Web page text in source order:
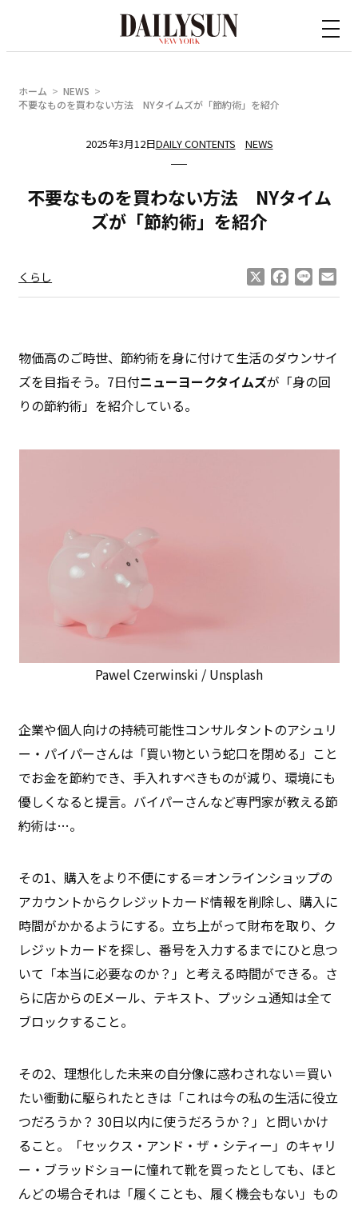
ホーム
NEWS
不要なものを買わない方法 NYタイムズが「節約術」を紹介
2025年3月12日DAILY CONTENTS NEWS
不要なものを買わない方法 NYタイム
ズが「節約術」を紹介
くらし Facebook
Line
物価高のご時世、節約術を身に付けて生活のダウンサイ
ズを目指そう。7日付ニューヨークタイムズが「身の回
りの節約術」を紹介している。
Pawel Czerwinski / Unsplash
企業や個人向けの持続可能性コンサルタントのアシュリ
ー・パイパーさんは「買い物という蛇口を閉める」こと
でお金を節約でき、手入れすべきものが減り、環境にも
優しくなると提言。バイパーさんなど専門家が教える節
約術は…。
その1、購入をより不便にする＝オンラインショップの
アカウントからクレジットカード情報を削除し、購入に
時間がかかるようにする。立ち上がって財布を取り、ク
レジットカードを探し、番号を入力するまでにひと息つ
いて「本当に必要なのか？」と考える時間ができる。さ
らに店からのEメール、テキスト、プッシュ通知は全て
ブロックすること。
その2、理想化した未来の自分像に惑わされない＝買い
たい衝動に駆られたときは「これは今の私の生活に役立
つだろうか？ 30日以内に使うだろうか？」と問いかけ
ること。「セックス・アンド・ザ・シティー」のキャリ
ー・ブラッドショーに憧れて靴を買ったとしても、ほと
んどの場合それは「履くことも、履く機会もない」もの